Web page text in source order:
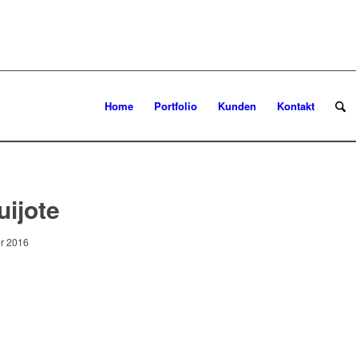
Home Portfolio Kunden Kontakt
2016